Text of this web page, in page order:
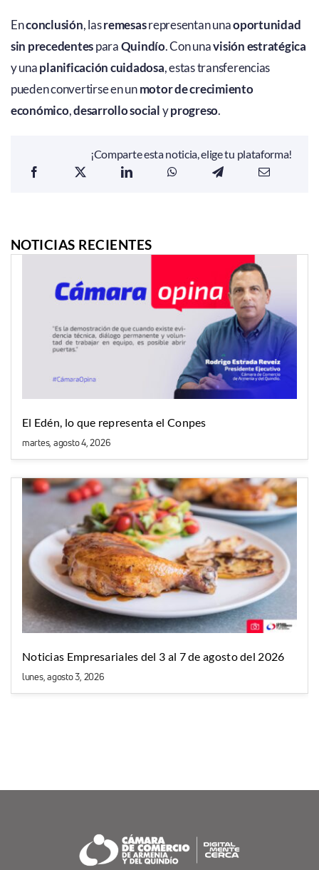
Enconclusión, lasremesasrepresentan unaoportunidad
sin precedentesparaQuindío. Con unavisión estratégica
y unaplanificación cuidadosa, estas transferencias
pueden convertirse en unmotor de crecimiento
económico,desarrollo socialyprogreso.
¡Comparte esta noticia, elige tu plataforma!
NOTICIAS RECIENTES
El Edén, lo que representa el Conpes
martes, agosto 4, 2026
Noticias Empresariales del 3 al 7 de agosto del 2026
lunes, agosto 3, 2026